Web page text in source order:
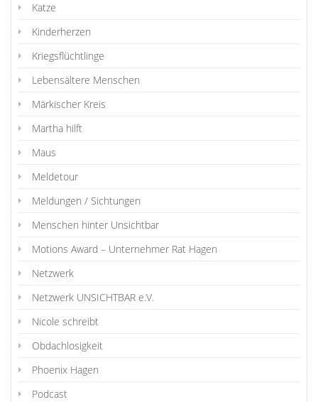
Katze
Kinderherzen
Kriegsflüchtlinge
Lebensältere Menschen
Märkischer Kreis
Martha hilft
Maus
Meldetour
Meldungen / Sichtungen
Menschen hinter Unsichtbar
Motions Award – Unternehmer Rat Hagen
Netzwerk
Netzwerk UNSICHTBAR e.V.
Nicole schreibt
Obdachlosigkeit
Phoenix Hagen
Podcast